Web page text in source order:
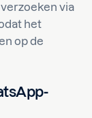
via
het
op de